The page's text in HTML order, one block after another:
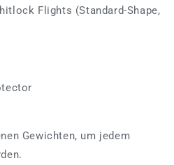
Flights (Standard-Shape,
Gewichten, um jedem